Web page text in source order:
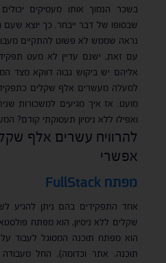
בשכר הנמוך אותו מעסיקים
שבסופו של דבר ייבחר. כך יוצא שעם
נראה שממש לא פשוט להתקיים
עם זאת, ישנם עדיין לא מעט
אליהם יש ביקוש גבוה דווקא מצד
למעלה מעשרים אלף שקלים כתפקיד
מועט. אז איך מגיעים למשכורות
ואפילו ללא ניסיון תעסוקתי קודם?
להרוויח עשרים אלף
אפשרי
מפתח FullStack
אחד התפקידים בהם ניתן להגיע
הוא מפתח תוכנה המסוגל לעבוד